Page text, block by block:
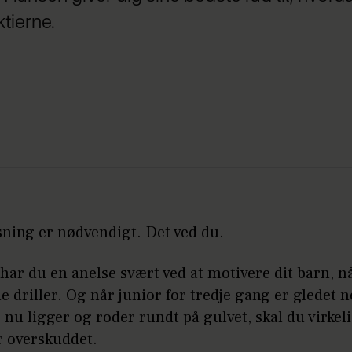
er nødvendigt. Det ved du.
du en anelse svært ved at motivere dit barn,
driller. Og når junior for tredje gang er gledet
nu ligger og roder rundt på gulvet, skal du
overskuddet.